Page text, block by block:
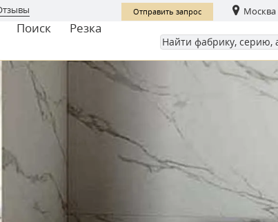
Отправить запрос Москва
Поиск Резка